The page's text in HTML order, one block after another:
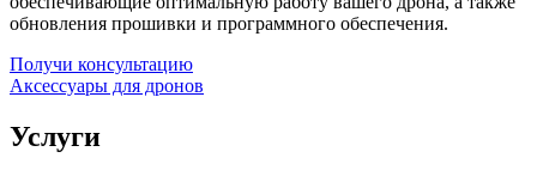
обновления прошивки и программного обеспечения.
Получи консультацию
Аксессуары для дронов
Услуги